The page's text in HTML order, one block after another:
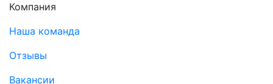
Компания
Наша команда
Отзывы
Вакансии